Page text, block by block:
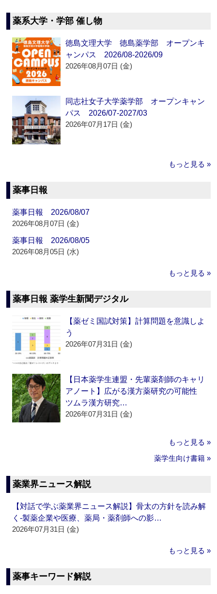
薬系大学・学部 催し物
徳島文理大学 徳島薬学部 オープンキ
ャンパス 2026/08-2026/09
2026年08月07日 (金)
同志社女子大学薬学部 オープンキャン
パス 2026/07-2027/03
2026年07月17日 (金)
もっと見る »
薬事日報
薬事日報 2026/08/07
2026年08月07日 (金)
薬事日報 2026/08/05
2026年08月05日 (水)
もっと見る »
薬事日報 薬学生新聞デジタル
【薬ゼミ国試対策】計算問題を意識しよ
う
2026年07月31日 (金)
【日本薬学生連盟・先輩薬剤師のキャリ
アノート】広がる漢方薬研究の可能性
ツムラ漢方研究…
2026年07月31日 (金)
もっと見る »
薬学生向け書籍 »
薬業界ニュース解説
【対話で学ぶ薬業界ニュース解説】骨太の方針を読み解
く‐製薬企業や医療、薬局・薬剤師への影…
2026年07月31日 (金)
もっと見る »
薬事キーワード解説